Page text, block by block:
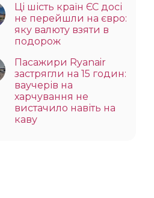
Ці шість країн ЄС досі
не перейшли на євро:
яку валюту взяти в
подорож
Пасажири Ryanair
застрягли на 15 годин:
ваучерів на
харчування не
вистачило навіть на
каву